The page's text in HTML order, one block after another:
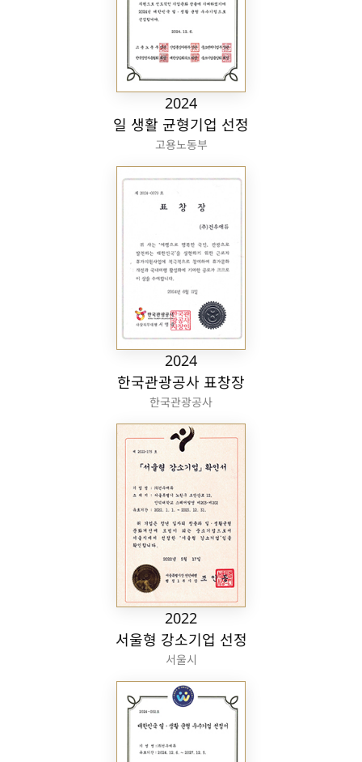
2024
일 생활 균형기업 선정
고용노동부
2024
한국관광공사 표창장
한국관광공사
2022
서울형 강소기업 선정
서울시